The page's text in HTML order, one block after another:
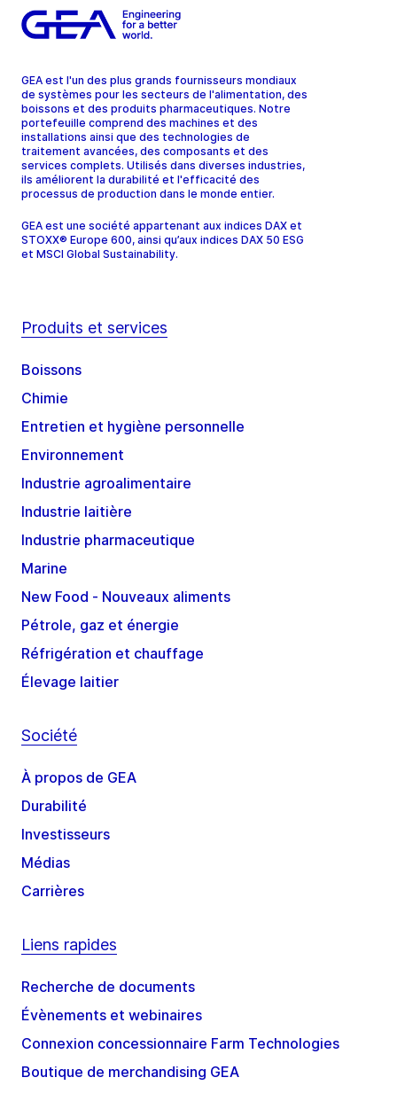
GEA est l'un des plus grands fournisseurs mondiaux
de systèmes pour les secteurs de l'alimentation, des
boissons et des produits pharmaceutiques. Notre
portefeuille comprend des machines et des
installations ainsi que des technologies de
traitement avancées, des composants et des
services complets. Utilisés dans diverses industries,
ils améliorent la durabilité et l'efficacité des
processus de production dans le monde entier.
GEA est une société appartenant aux indices DAX et
STOXX® Europe 600, ainsi qu’aux indices DAX 50 ESG
et MSCI Global Sustainability.
Produits et services
Boissons
Chimie
Entretien et hygiène personnelle
Environnement
Industrie agroalimentaire
Industrie laitière
Industrie pharmaceutique
Marine
New Food - Nouveaux aliments
Pétrole, gaz et énergie
Réfrigération et chauffage
Élevage laitier
Société
À propos de GEA
Durabilité
Investisseurs
Médias
Carrières
Liens rapides
Recherche de documents
Évènements et webinaires
Connexion concessionnaire Farm Technologies
Boutique de merchandising GEA